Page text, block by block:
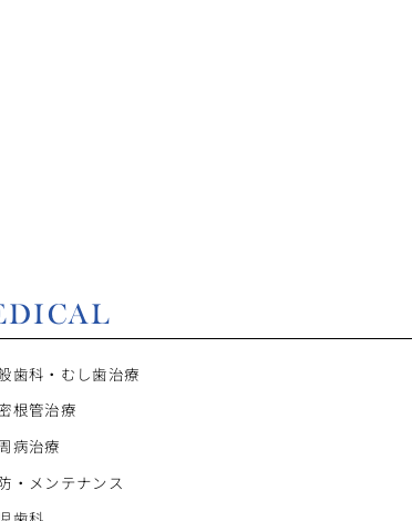
歯科・むし歯治療
根管治療
病治療
・メンテナンス